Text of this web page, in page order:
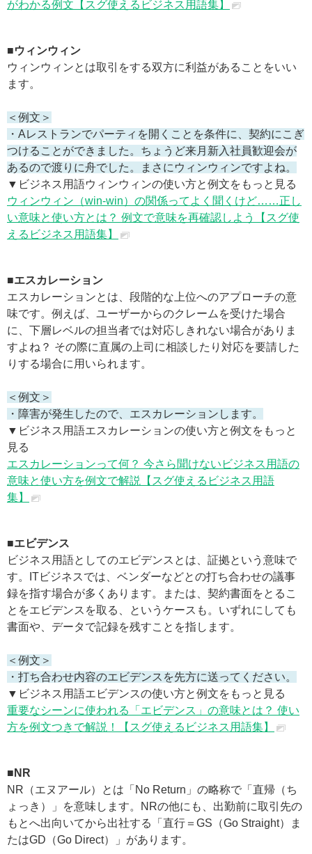
がわかる例文【スグ使えるビジネス用語集】
■ウィンウィン
ウィンウィンとは取引をする双方に利益があることをいい
ます。
＜例文＞
・Aレストランでパーティを開くことを条件に、契約にこぎ
つけることができました。ちょうど来月新入社員歓迎会が
あるので渡りに舟でした。まさにウィンウィンですよね。
▼ビジネス用語ウィンウィンの使い方と例文をもっと見る
ウィンウィン（win-win）の関係ってよく聞くけど……正し
い意味と使い方とは？ 例文で意味を再確認しよう【スグ使
えるビジネス用語集】
■エスカレーション
エスカレーションとは、段階的な上位へのアプローチの意
味です。例えば、ユーザーからのクレームを受けた場合
に、下層レベルの担当者では対応しきれない場合がありま
すよね？ その際に直属の上司に相談したり対応を要請した
りする場合に用いられます。
＜例文＞
・障害が発生したので、エスカレーションします。
▼ビジネス用語エスカレーションの使い方と例文をもっと
見る
エスカレーションって何？ 今さら聞けないビジネス用語の
意味と使い方を例文で解説【スグ使えるビジネス用語
集】
■エビデンス
ビジネス用語としてのエビデンスとは、証拠という意味で
す。ITビジネスでは、ベンダーなどとの打ち合わせの議事
録を指す場合が多くあります。または、契約書面をとるこ
とをエビデンスを取る、というケースも。いずれにしても
書面や、データで記録を残すことを指します。
＜例文＞
・打ち合わせ内容のエビデンスを先方に送ってください。
▼ビジネス用語エビデンスの使い方と例文をもっと見る
重要なシーンに使われる「エビデンス」の意味とは？ 使い
方を例文つきで解説！【スグ使えるビジネス用語集】
■NR
NR（エヌアール）とは「No Return」の略称で「直帰（ち
ょっき）」を意味します。NRの他にも、出勤前に取引先の
もとへ出向いてから出社する「直行＝GS（Go Straight）ま
たはGD（Go Direct）」があります。